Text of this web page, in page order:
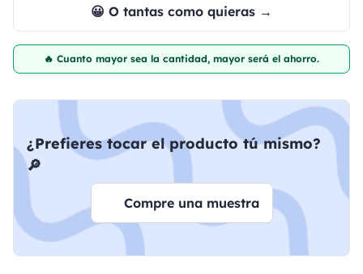
😀 O tantas como quieras →
🔥 Cuanto mayor sea la cantidad, mayor será el ahorro.
¿Prefieres tocar el producto tú mismo?
🔎
Compre una muestra